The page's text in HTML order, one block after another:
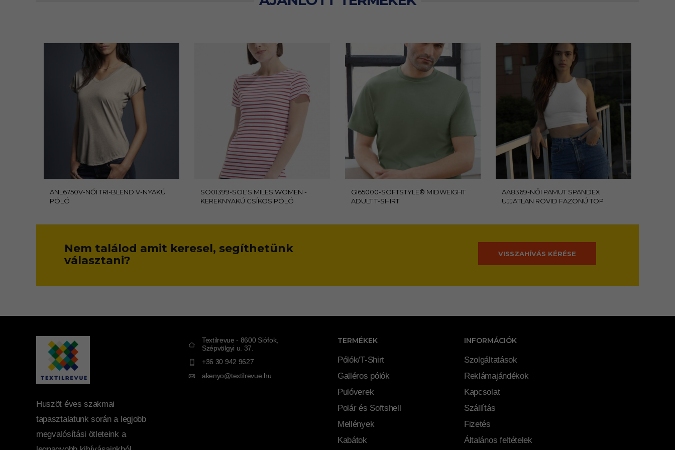
ANL6750V-NŐI TRI-BLEND V-NYAKÚ
PÓLÓ
SO01399-SOL'S MILES WOMEN -
KEREKNYAKÚ CSÍKOS PÓLÓ
GI65000-SOFTSTYLE® MIDWEIGHT
ADULT T-SHIRT
AA8369-NŐI PAMUT SPANDEX
UJJATLAN RÖVID FAZONÚ TOP
Nem találod amit keresel, segíthetünk
választani?
VISSZAHÍVÁS KÉRÉSE
Huszöt éves szakmai
tapasztalatunk során a legjobb
megvalósítási ötleteink a
Textilrevue - 8600 Siófok,
Szépvölgyi u. 37.
+36 30 942 9627
akenyo@textilrevue.hu
TERMÉKEK
Pólók/T-Shirt
Galléros pólók
Pulóverek
Polár és Softshell
Mellények
Kabátok
INFORMÁCIÓK
Szolgáltatások
Reklámajándékok
Kapcsolat
Szállítás
Fizetés
Általános feltételek